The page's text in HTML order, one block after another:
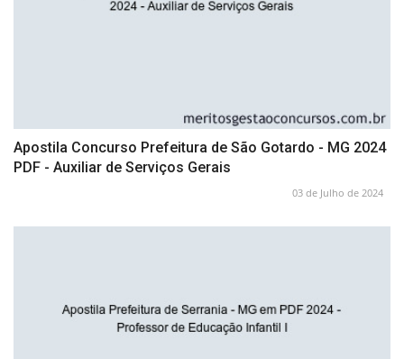
Apostila Concurso Prefeitura de São Gotardo - MG 2024
PDF - Auxiliar de Serviços Gerais
03 de Julho de 2024